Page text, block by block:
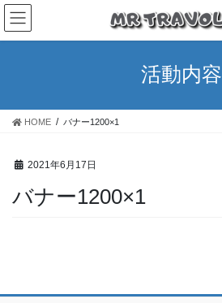
活動内容
HOME バナー1200×1
2021年6月17日
バナー1200×1